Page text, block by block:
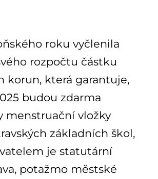
roku vyčlenila
rozpočtu částku
korun, která garantuje,
budou zdarma
menstruační vložky
základních škol,
je statutární
potažmo městské